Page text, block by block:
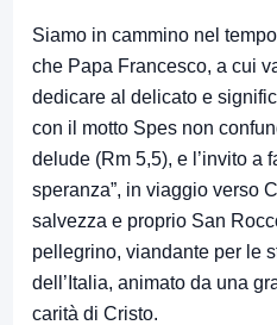
Siamo in cammino nel
che Papa Francesco, a cui
dedicare al delicato e
con il motto Spes non
delude (Rm 5,5), e l’invito a
speranza”, in viaggio verso
salvezza e proprio San
pellegrino, viandante per le
dell’Italia, animato da una
carità di Cristo.